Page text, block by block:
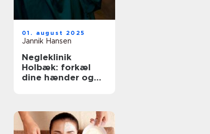
01. august 2025
Jannik Hansen
Negleklinik
Holbæk: forkæl
dine hænder og